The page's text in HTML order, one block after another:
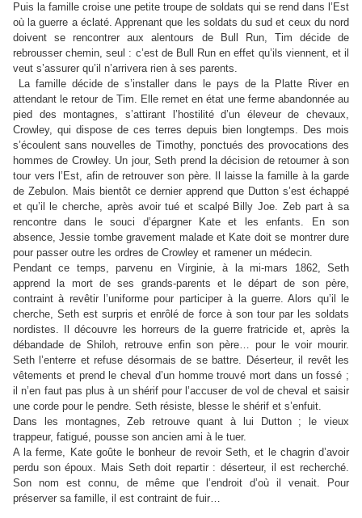
Puis la famille croise une petite troupe de soldats qui se rend dans l’Est
où la guerre a éclaté. Apprenant que les soldats du sud et ceux du nord
doivent se rencontrer aux alentours de Bull Run, Tim décide de
rebrousser chemin, seul : c’est de Bull Run en effet qu’ils viennent, et il
veut s’assurer qu’il n’arrivera rien à ses parents.
La famille décide de s’installer dans le pays de la Platte River en
attendant le retour de Tim. Elle remet en état une ferme abandonnée au
pied des montagnes, s’attirant l’hostilité d’un éleveur de chevaux,
Crowley, qui dispose de ces terres depuis bien longtemps. Des mois
s’écoulent sans nouvelles de Timothy, ponctués des provocations des
hommes de Crowley. Un jour, Seth prend la décision de retourner à son
tour vers l’Est, afin de retrouver son père. Il laisse la famille à la garde
de Zebulon. Mais bientôt ce dernier apprend que Dutton s’est échappé
et qu’il le cherche, après avoir tué et scalpé Billy Joe. Zeb part à sa
rencontre dans le souci d’épargner Kate et les enfants. En son
absence, Jessie tombe gravement malade et Kate doit se montrer dure
pour passer outre les ordres de Crowley et ramener un médecin.
Pendant ce temps, parvenu en Virginie, à la mi-mars 1862, Seth
apprend la mort de ses grands-parents et le départ de son père,
contraint à revêtir l’uniforme pour participer à la guerre. Alors qu’il le
cherche, Seth est surpris et enrôlé de force à son tour par les soldats
nordistes. Il découvre les horreurs de la guerre fratricide et, après la
débandade de Shiloh, retrouve enfin son père… pour le voir mourir.
Seth l’enterre et refuse désormais de se battre. Déserteur, il revêt les
vêtements et prend le cheval d’un homme trouvé mort dans un fossé ;
il n’en faut pas plus à un shérif pour l’accuser de vol de cheval et saisir
une corde pour le pendre. Seth résiste, blesse le shérif et s’enfuit.
Dans les montagnes, Zeb retrouve quant à lui Dutton ; le vieux
trappeur, fatigué, pousse son ancien ami à le tuer.
A la ferme, Kate goûte le bonheur de revoir Seth, et le chagrin d’avoir
perdu son époux. Mais Seth doit repartir : déserteur, il est recherché.
Son nom est connu, de même que l’endroit d’où il venait. Pour
préserver sa famille, il est contraint de fuir…